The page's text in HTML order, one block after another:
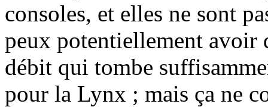
consoles, et elles ne sont
peux potentiellement avoir
débit qui tombe
pour la Lynx ; mais ça ne